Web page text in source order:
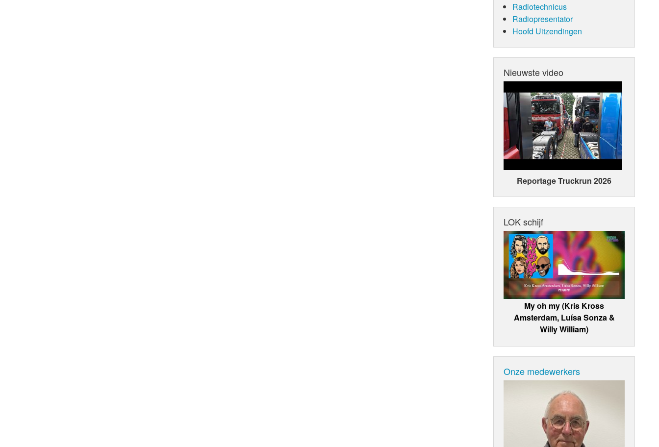
Radiotechnicus
Radiopresentator
Hoofd Uitzendingen
Nieuwste video
Reportage Truckrun 2026
LOK schijf
My oh my (Kris Kross
Amsterdam, Luísa Sonza &
Willy William)
Onze medewerkers